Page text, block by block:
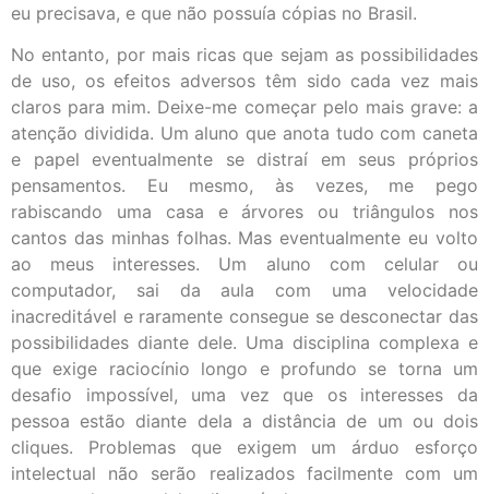
eu precisava, e que não possuía cópias no Brasil.
No entanto, por mais ricas que sejam as possibilidades
de uso, os efeitos adversos têm sido cada vez mais
claros para mim. Deixe-me começar pelo mais grave: a
atenção dividida. Um aluno que anota tudo com caneta
e papel eventualmente se distraí em seus próprios
pensamentos. Eu mesmo, às vezes, me pego
rabiscando uma casa e árvores ou triângulos nos
cantos das minhas folhas. Mas eventualmente eu volto
ao meus interesses. Um aluno com celular ou
computador, sai da aula com uma velocidade
inacreditável e raramente consegue se desconectar das
possibilidades diante dele. Uma disciplina complexa e
que exige raciocínio longo e profundo se torna um
desafio impossível, uma vez que os interesses da
pessoa estão diante dela a distância de um ou dois
cliques. Problemas que exigem um árduo esforço
intelectual não serão realizados facilmente com um